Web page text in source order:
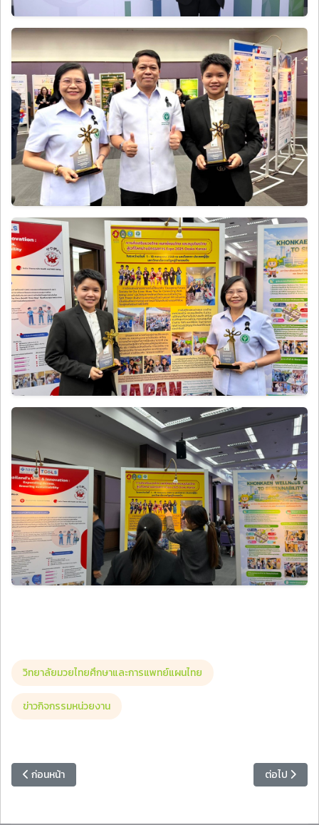
วิทยาลัยมวยไทยศึกษาและการแพทย์แผนไทย
ข่าวกิจกรรมหน่วยงาน
เนื้อหาก่อนหน้า: อธิการบดี มรภ.หมู่บ้านจอมบึง พบปะให้โอวาทผู้เข้าอบรม
ก่อนหน้า เนื้อหาถัดไป
ต่อไป